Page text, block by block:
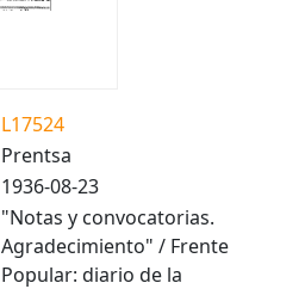
L17524
Prentsa
1936-08-23
"Notas y convocatorias.
Agradecimiento" / Frente
Popular: diario de la